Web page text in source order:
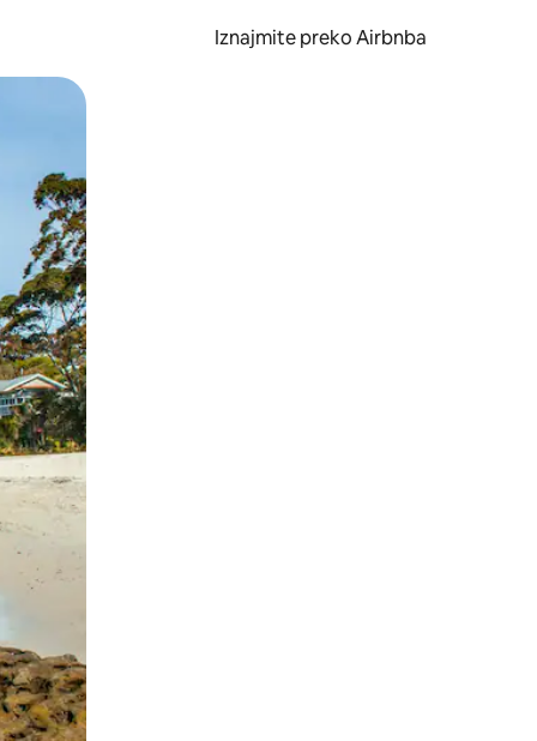
Iznajmite preko Airbnba
prstom po zaslonu.